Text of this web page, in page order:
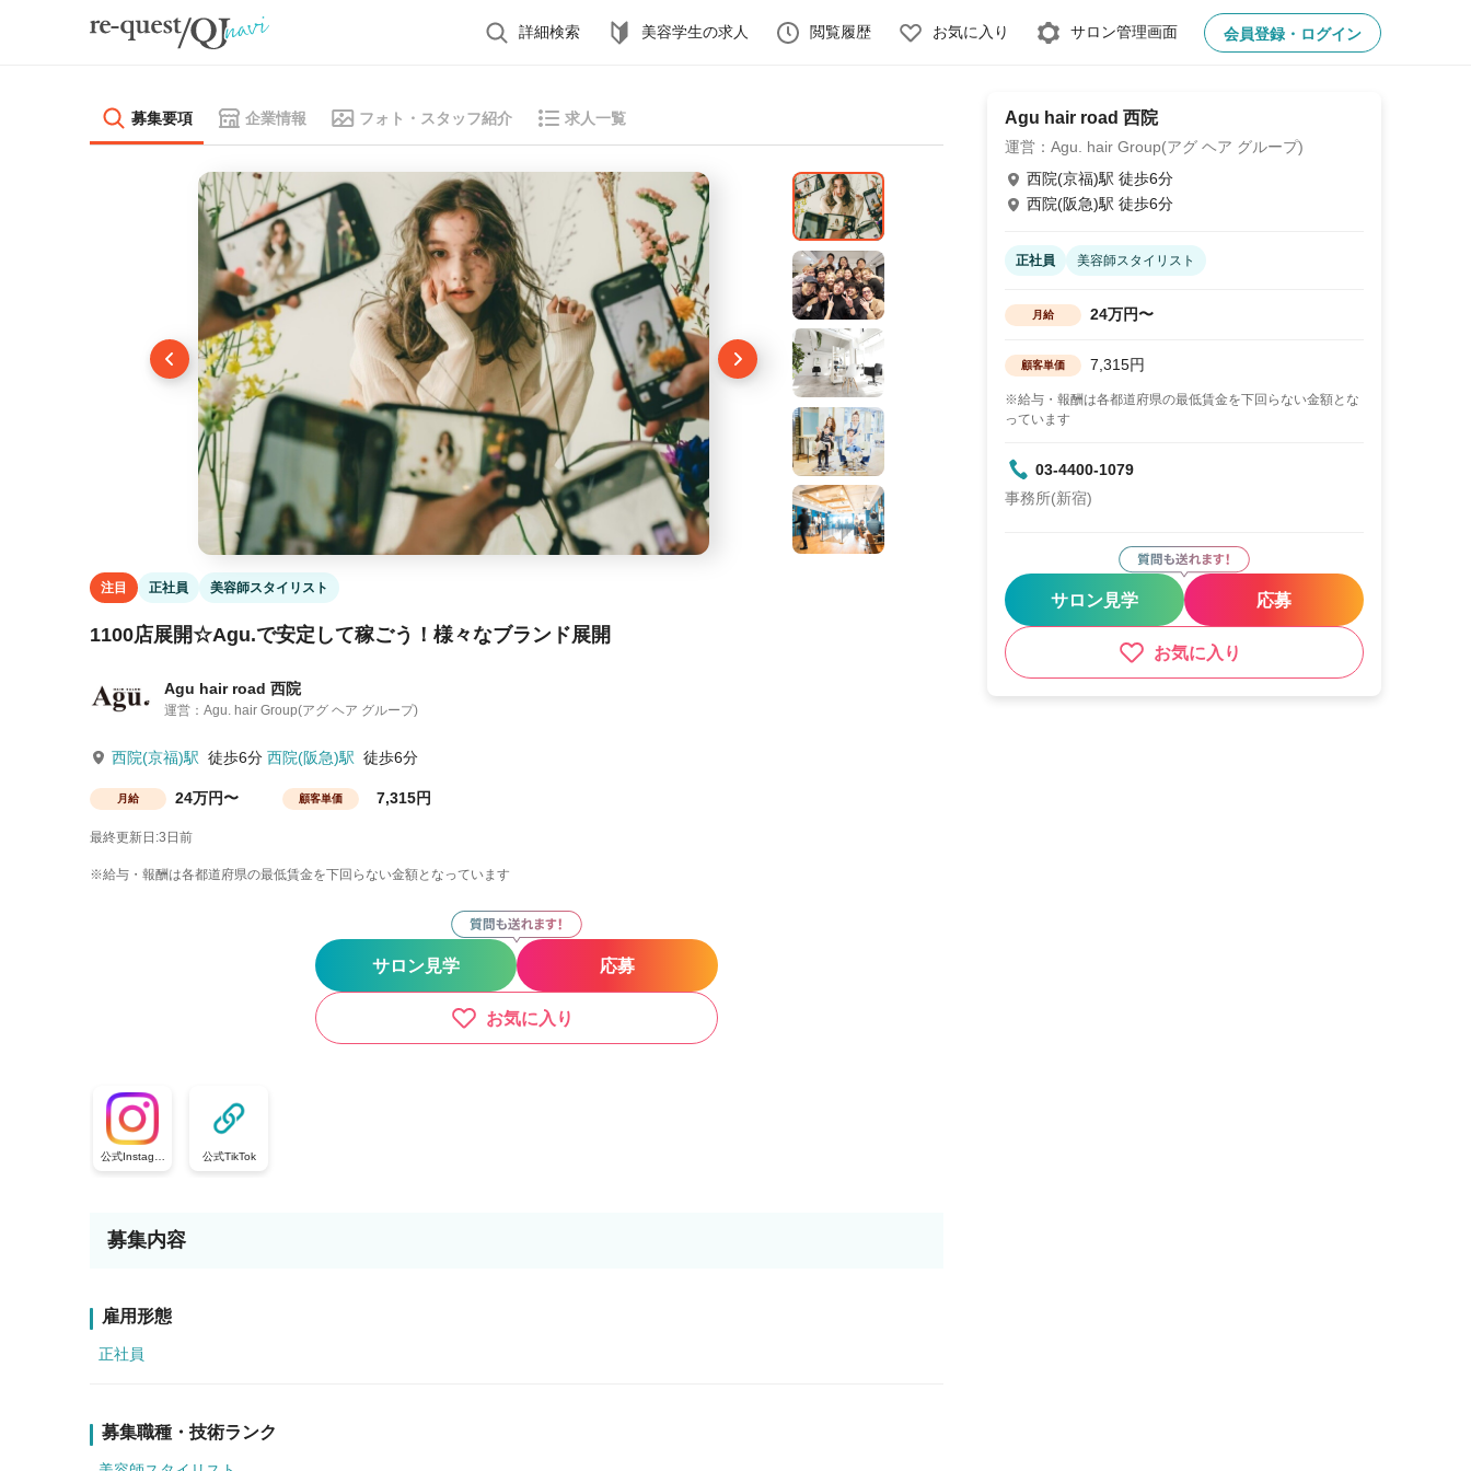
詳細検索 美容学生の求人 閲覧履歴 お気に入り サロン管理画面 会員登録・ログイン
募集要項 企業情報 フォト・スタッフ紹介 求人一覧
注目 正社員 美容師スタイリスト
1100店展開☆Agu.で安定して稼ごう！様々なブランド展開
Agu hair road 西院
運営：Agu. hair Group(アグ ヘア グループ)
西院(京福)駅 徒歩6分 西院(阪急)駅 徒歩6分
月給 24万円〜 顧客単価 7,315円
最終更新日:3日前
※給与・報酬は各都道府県の最低賃金を下回らない金額となっています
サロン見学 応募
お気に入り
公式Instagra
m
公式TikTok
募集内容
雇用形態
正社員
募集職種・技術ランク
Agu hair road 西院
運営：Agu. hair Group(アグ ヘア グループ)
西院(京福)駅 徒歩6分
西院(阪急)駅 徒歩6分
正社員 美容師スタイリスト
月給 24万円〜
顧客単価 7,315円
※給与・報酬は各都道府県の最低賃金を下回らない金額とな
っています
03-4400-1079
事務所(新宿)
サロン見学 応募
お気に入り